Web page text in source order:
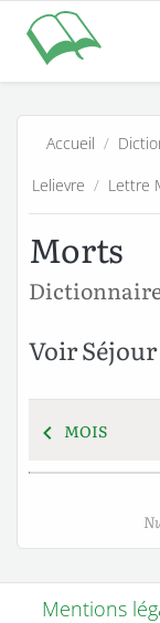
Accueil /
Lelievre / Lettre
Morts
Voir
MOIS
Mentions